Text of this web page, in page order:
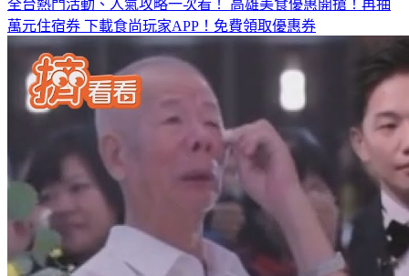
全台熱門活動、人氣攻略一次看！ 高雄美食優惠開搶！再抽
萬元住宿券 下載食尚玩家APP！免費領取優惠券